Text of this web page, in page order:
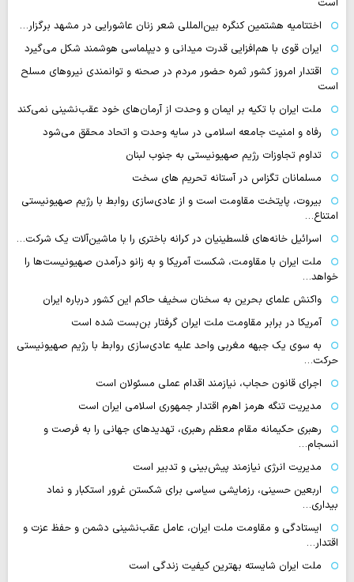
اختتامیه هشتمین کنگره بین‌المللی شعر زنان عاشورایی در مشهد برگزار…
ایران قوی با هم‌افزایی قدرت میدانی و دیپلماسی هوشمند شکل می‌گیرد
اقتدار امروز کشور ثمره حضور مردم در صحنه و توانمندی نیروهای مسلح
است
ملت ایران با تکیه بر ایمان و وحدت از آرمان‌های خود عقب‌نشینی نمی‌کند
رفاه و امنیت جامعه اسلامی در سایه وحدت و اتحاد محقق می‌شود
تداوم تجاوزات رژیم صهیونیستی به جنوب لبنان
مسلمانان تگزاس در آستانه تحریم های سخت
بیروت، پایتخت مقاومت است و از عادی‌سازی روابط با رژیم صهیونیستی
امتناع…
اسرائیل خانه‌های فلسطینیان در کرانه باختری را با ماشین‌آلات یک شرکت…
ملت ایران با مقاومت، شکست آمریکا و به زانو درآمدن صهیونیست‌ها را
خواهد…
واکنش علمای بحرین به سخنان سخیف حاکم این کشور درباره ایران
آمریکا در برابر مقاومت ملت ایران گرفتار بن‌بست شده است
به سوی یک جبهه مغربی واحد علیه عادی‌سازی روابط با رژیم صهیونیستی
حرکت…
اجرای قانون حجاب، نیازمند اقدام عملی مسئولان است
مدیریت تنگه هرمز اهرم اقتدار جمهوری اسلامی ایران است
رهبری حکیمانه مقام معظم رهبری، تهدیدهای جهانی را به فرصت و
انسجام…
مدیریت انرژی نیازمند پیش‌بینی و تدبیر است
اربعین حسینی، رزمایشی سیاسی برای شکستن غرور استکبار و نماد
بیداری…
ایستادگی و مقاومت ملت ایران، عامل عقب‌نشینی دشمن و حفظ عزت و
اقتدار…
ملت ایران شایسته بهترین کیفیت زندگی است